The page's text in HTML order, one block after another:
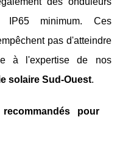
minimum. Ces
pas d'atteindre
à l'expertise de nos
solaire Sud-Ouest.
pour